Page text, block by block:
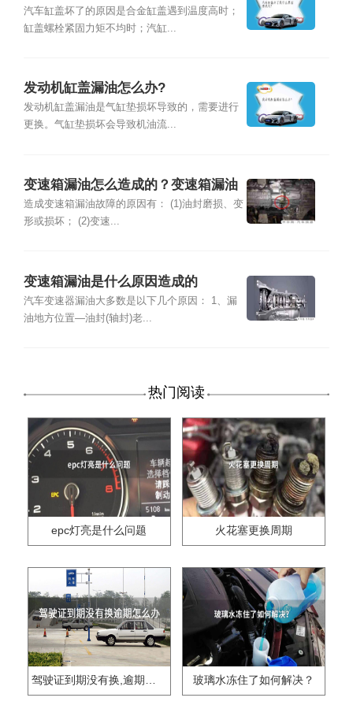
汽车缸盖坏了的原因是合金缸盖遇到温度高时；
缸盖螺栓紧固力矩不均时；汽缸...
发动机缸盖漏油怎么办?
发动机缸盖漏油是气缸垫损坏导致的，需要进行
更换。气缸垫损坏会导致机油流...
变速箱漏油怎么造成的？变速箱漏油
怎么处理
造成变速箱漏油故障的原因有： (1)油封磨损、变
形或损坏； (2)变速...
变速箱漏油是什么原因造成的
汽车变速器漏油大多数是以下几个原因： 1、漏
油地方位置—油封(轴封)老...
热门阅读
epc灯亮是什么问题 火花塞更换周期
驾驶证到期没有换,逾期怎么办?? 玻璃水冻住了如何解决？